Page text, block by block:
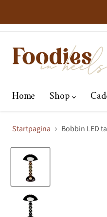
Home Shop
Startpagina Bobbin LED